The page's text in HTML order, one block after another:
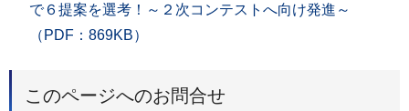
で６提案を選考！～２次コンテストへ向け発進～
（PDF：869KB）
このページへのお問合せ